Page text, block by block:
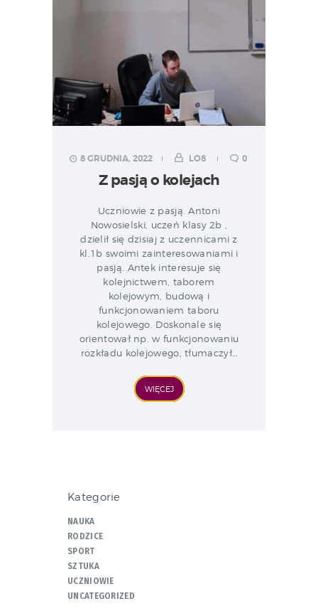
8 GRUDNIA, 2022 LO8 0
Z pasją o kolejach
Uczniowie z pasją. Antoni
Nowosielski, uczeń klasy 2b ,
dzielił się dzisiaj z uczennicami z
kl.1b swoimi zainteresowaniami i
pasją. Antek interesuje się
kolejnictwem, taborem
kolejowym, budową i
funkcjonowaniem taboru
kolejowego. Doskonale się
orientował np. w funkcjonowaniu
rozkładu kolejowego, tłumaczył…
WIĘCEJ
Kategorie
NAUKA
RODZICE
SPORT
SZTUKA
UCZNIOWIE
UNCATEGORIZED